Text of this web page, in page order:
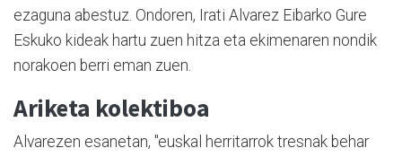
ezaguna abestuz. Ondoren, Irati Alvarez Eibarko Gure
Eskuko kideak hartu zuen hitza eta ekimenaren nondik
norakoen berri eman zuen.
Ariketa kolektiboa
Alvarezen esanetan, "euskal herritarrok tresnak behar